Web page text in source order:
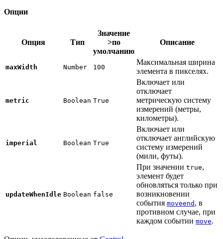
Опции
Опция Тип
Значение
>по
умолчанию
Описание
maxWidth Number 100
Максимальная ширина
элемента в пикселях.
metric Boolean True
Включает или
отключает
метрическую систему
измерений (метры,
километры).
imperial Boolean True
Включает или
отключает английскую
систему измерений
(мили, футы).
updateWhenIdle Boolean false
При значении true,
элемент будет
обновляться только при
возникновении
события moveend , в
противном случае, при
каждом событии move.